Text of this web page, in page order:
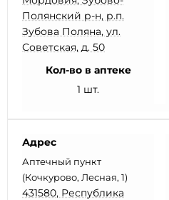
Полянский р-н, р.п.
Зубова Поляна, ул.
Советская, д. 50
Кол-во в аптеке
1 шт.
Адрес
Аптечный пункт
(Кочкурово, Лесная, 1)
431580, Республика